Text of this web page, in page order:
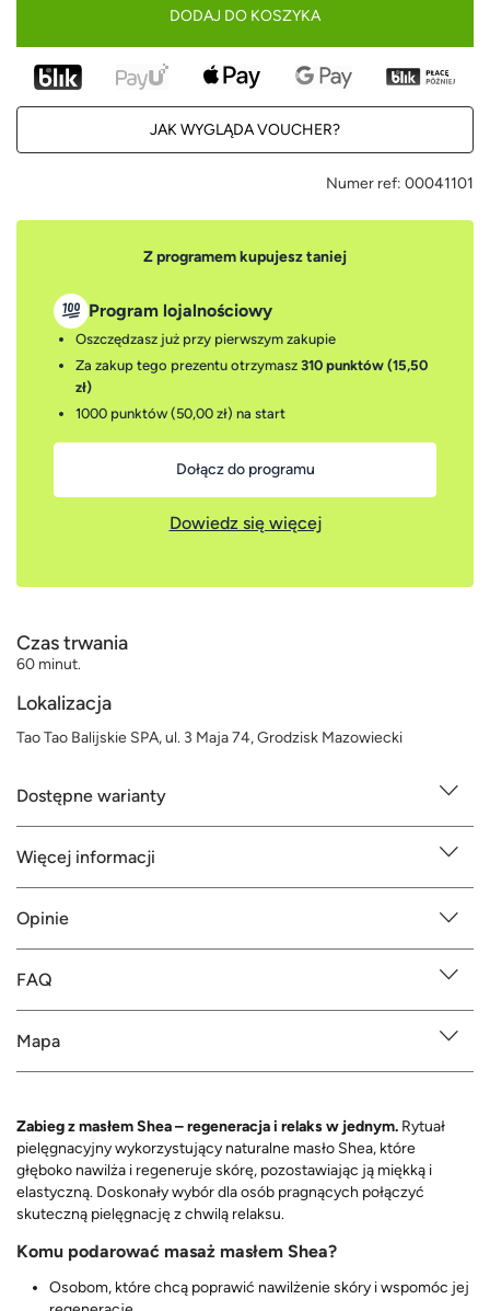
DODAJ DO KOSZYKA
JAK WYGLĄDA VOUCHER?
Numer ref: 00041101
Z programem kupujesz taniej
Program lojalnościowy
Oszczędzasz już przy pierwszym zakupie
Za zakup tego prezentu otrzymasz 310 punktów (15,50
zł)
1000 punktów (50,00 zł) na start
Dołącz do programu
Dowiedz się więcej
Czas trwania
60 minut.
Lokalizacja
Tao Tao Balijskie SPA, ul. 3 Maja 74, Grodzisk Mazowiecki
Dostępne warianty
Więcej informacji
Opinie
FAQ
Mapa
Zabieg z masłem Shea – regeneracja i relaks w jednym. Rytuał
pielęgnacyjny wykorzystujący naturalne masło Shea, które
głęboko nawilża i regeneruje skórę, pozostawiając ją miękką i
elastyczną. Doskonały wybór dla osób pragnących połączyć
skuteczną pielęgnację z chwilą relaksu.
Komu podarować masaż masłem Shea?
Osobom, które chcą poprawić nawilżenie skóry i wspomóc jej